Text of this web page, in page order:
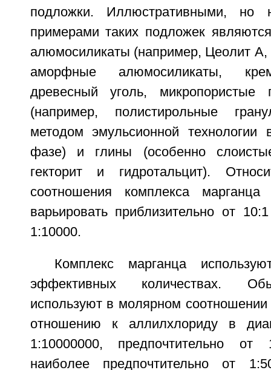
подложки. Иллюстративными, но
примерами таких подложек
алюмосиликаты (например, Цеолит
аморфные алюмосиликаты,
древесный уголь,
(например, полистирольные
методом эмульсионной технологии
фазе) и глины (особенно
гекторит и гидротальцит).
соотношения комплекса
варьировать приблизительно от
1:10000.
Комплекс марганца
эффективных количествах.
используют в молярном
отношению к аллилхлориду в
1:10000000, предпочтительно
наиболее предпочтительно от